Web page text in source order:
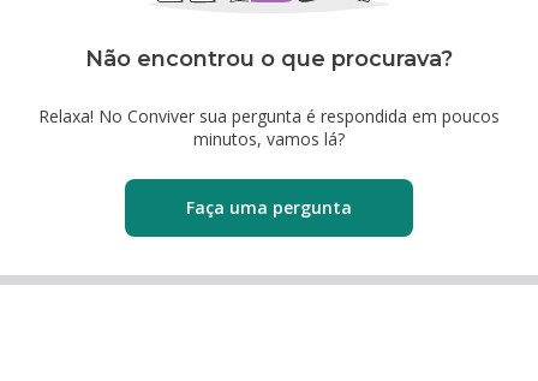
Não encontrou o que procurava?
Relaxa! No Conviver sua pergunta é respondida em poucos
minutos, vamos lá?
Faça uma pergunta